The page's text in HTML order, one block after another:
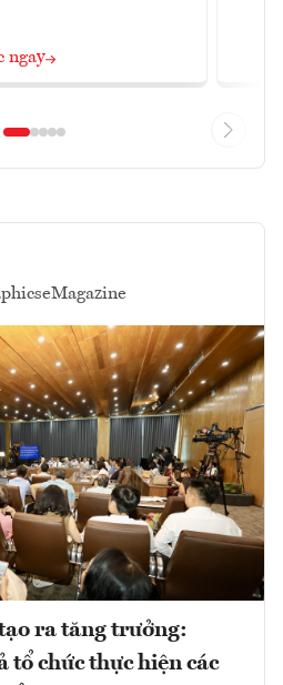
ngay
eMagazine
ra tăng trưởng:
tổ chức thực hiện các